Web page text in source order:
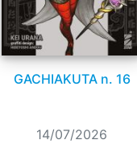
GACHIAKUTA n. 16
14/07/2026